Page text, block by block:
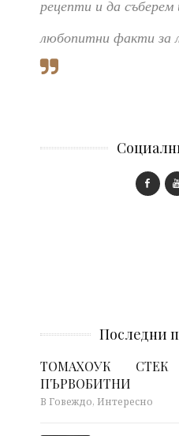
рецепти и да съберем
любопитни факти за
Последни
ТОМАХОУК
ПЪРВОБИТНИ
В Говеждо, Интересно